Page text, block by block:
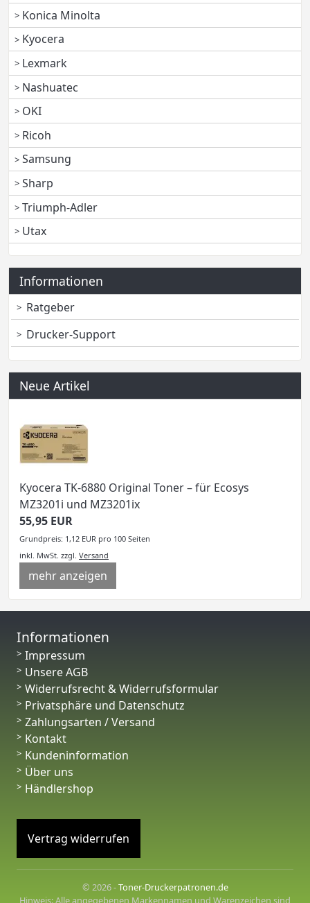
Konica Minolta
Kyocera
Lexmark
Nashuatec
OKI
Ricoh
Samsung
Sharp
Triumph-Adler
Utax
Informationen
Ratgeber
Drucker-Support
Neue Artikel
Kyocera TK-6880 Original Toner – für Ecosys
MZ3201i und MZ3201ix
55,95 EUR
Grundpreis: 1,12 EUR pro 100 Seiten
inkl. MwSt. zzgl. Versand
mehr anzeigen
Informationen
Impressum
Unsere AGB
Widerrufsrecht & Widerrufsformular
Privatsphäre und Datenschutz
Zahlungsarten / Versand
Kontakt
Kundeninformation
Über uns
Händlershop
Vertrag widerrufen
© 2026 -Toner-Druckerpatronen.de
Hinweis: Alle angegebenen Markennamen und Warenzeichen sind